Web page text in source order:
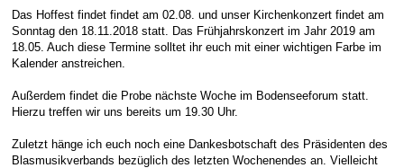
HiDrive Strato
Jahr 2020 bis
Dirigenten
Das Hoffest findet findet am 02.08. und unser Kirchenkonzert findet am
Sonntag den 18.11.2018 statt. Das Frühjahrskonzert im Jahr 2019 am
18.05. Auch diese Termine solltet ihr euch mit einer wichtigen Farbe im
Kalender anstreichen.
Außerdem findet die Probe nächste Woche im Bodenseeforum statt.
Hierzu treffen wir uns bereits um 19.30 Uhr.
Zuletzt hänge ich euch noch eine Dankesbotschaft des Präsidenten des
Blasmusikverbands bezüglich des letzten Wochenendes an. Vielleicht